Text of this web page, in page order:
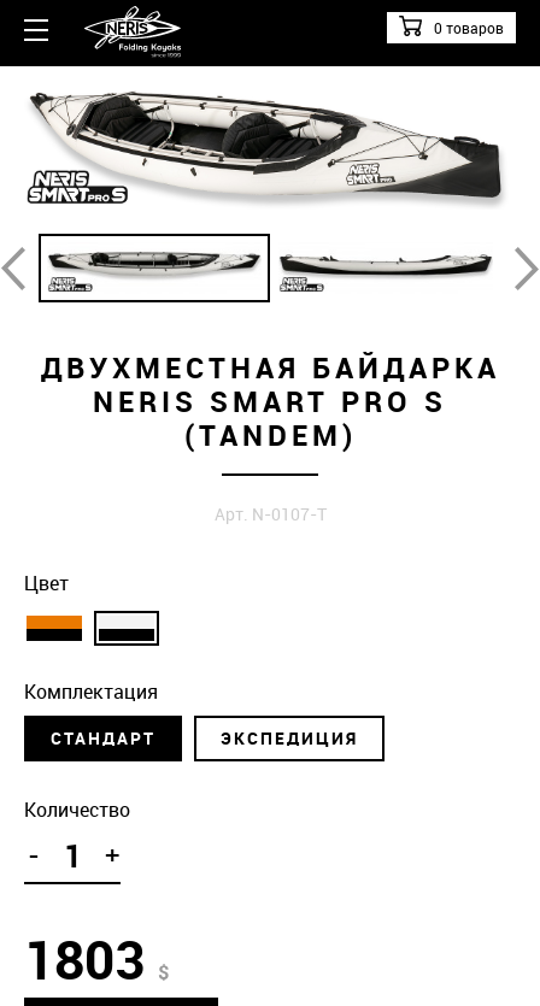
0 товаров
ДВУХМЕСТНАЯ БАЙДАРКА
NERIS SMART PRO S
(TANDEM)
Арт. N-0107-T
Цвет
Комплектация
СТАНДАРТ ЭКСПЕДИЦИЯ
Количество
- +
1803 $